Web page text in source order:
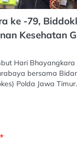
ke -79,
Kesehatan
Hari
bersama
Polda Jawa
*